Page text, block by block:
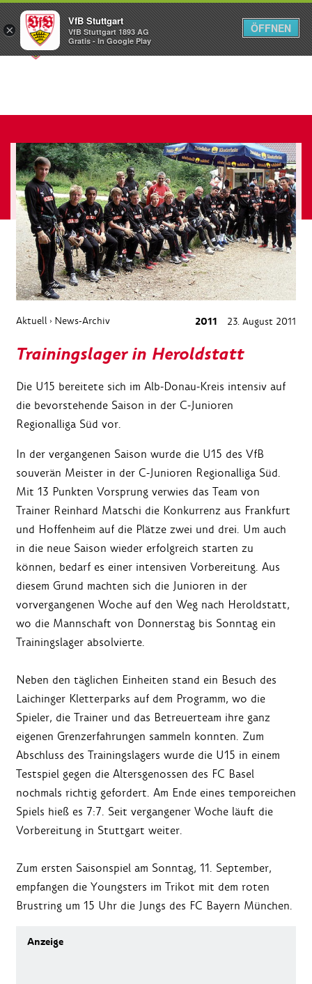
Menü
Aktuell › News-Archiv 2011 23. August 2011
Trainingslager in Heroldstatt
Die U15 bereitete sich im Alb-Donau-Kreis intensiv auf
die bevorstehende Saison in der C-Junioren
Regionalliga Süd vor.
In der vergangenen Saison wurde die U15 des VfB
souverän Meister in der C-Junioren Regionalliga Süd.
Mit 13 Punkten Vorsprung verwies das Team von
Trainer Reinhard Matschi die Konkurrenz aus Frankfurt
und Hoffenheim auf die Plätze zwei und drei. Um auch
in die neue Saison wieder erfolgreich starten zu
können, bedarf es einer intensiven Vorbereitung. Aus
diesem Grund machten sich die Junioren in der
vorvergangenen Woche auf den Weg nach Heroldstatt,
wo die Mannschaft von Donnerstag bis Sonntag ein
Trainingslager absolvierte.
Neben den täglichen Einheiten stand ein Besuch des
Laichinger Kletterparks auf dem Programm, wo die
Spieler, die Trainer und das Betreuerteam ihre ganz
eigenen Grenzerfahrungen sammeln konnten. Zum
Abschluss des Trainingslagers wurde die U15 in einem
Testspiel gegen die Altersgenossen des FC Basel
nochmals richtig gefordert. Am Ende eines temporeichen
Spiels hieß es 7:7. Seit vergangener Woche läuft die
Vorbereitung in Stuttgart weiter.
Zum ersten Saisonspiel am Sonntag, 11. September,
empfangen die Youngsters im Trikot mit dem roten
Brustring um 15 Uhr die Jungs des FC Bayern München.
×
VfB Stuttgart
VfB Stuttgart 1893 AG
Gratis - In Google Play
ÖFFNEN